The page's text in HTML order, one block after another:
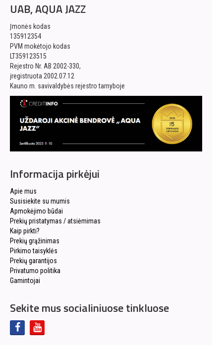
UAB, AQUA JAZZ
Įmonės kodas
135912354
PVM mokėtojo kodas
LT359123515
Rejestro Nr. AB 2002-330,
įregistruota 2002.07.12
Kauno m. savivaldybės rejestro tarnyboje
Informacija pirkėjui
Apie mus
Susisiekite su mumis
Apmokėjimo būdai
Prekių pristatymas / atsiėmimas
Kaip pirkti?
Prekių grąžinimas
Pirkimo taisyklės
Prekių garantijos
Privatumo politika
Gamintojai
Sekite mus socialiniuose tinkluose